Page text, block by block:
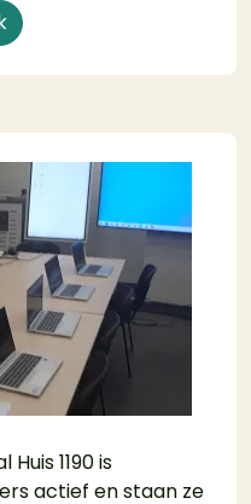
1190 is
actief en staan ze